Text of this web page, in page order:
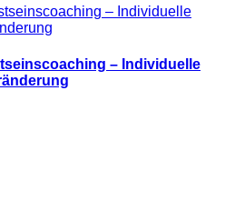
– Individuelle